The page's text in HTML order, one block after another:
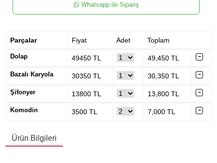
Whatsapp ile Sipariş
Parçalar Fiyat Adet Toplam
Dolap 49450 TL 49,450 TL
Bazalı Karyola 30350 TL 30,350 TL
Şifonyer 13800 TL 13,800 TL
Komodin 3500 TL 7,000 TL
Ürün Bilgileri